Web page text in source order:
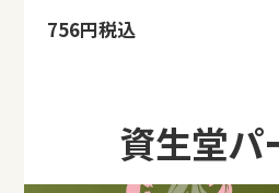
756円税込
資生堂パ